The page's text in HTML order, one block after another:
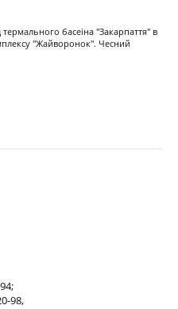
басеіна "Закарпаття" в
"Жайворонок". Чесний
98,